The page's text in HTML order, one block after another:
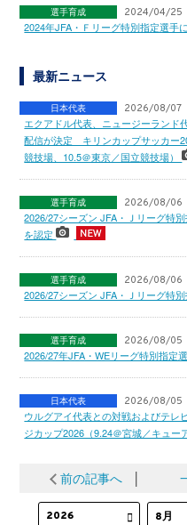
選手育成 2024/04/25
2024年JFA・Ｆリーグ特別指定選手
最新ニュース
日本代表 2026/08/07
エクアドル代表、ニュージーランド
配信が決定 キリンカップサッカー
競技場、10.5＠東京／国立競技場）
選手育成 2026/08/06
2026/27シーズン JFA・Ｊリーグ特
を認定
選手育成 2026/08/06
2026/27シーズン JFA・Ｊリーグ特
選手育成 2026/08/05
2026/27年JFA・WEリーグ特別指定
日本代表 2026/08/05
ウルグアイ代表との対戦およびテ
ジカップ2026（9.24＠宮城／キュ
前の記事へ